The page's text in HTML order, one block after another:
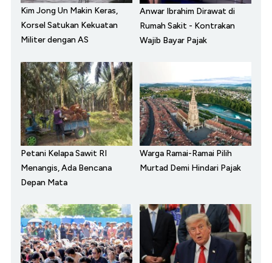
Kim Jong Un Makin Keras,
Korsel Satukan Kekuatan
Militer dengan AS
Anwar Ibrahim Dirawat di
Rumah Sakit - Kontrakan
Wajib Bayar Pajak
Petani Kelapa Sawit RI
Menangis, Ada Bencana
Depan Mata
Warga Ramai-Ramai Pilih
Murtad Demi Hindari Pajak